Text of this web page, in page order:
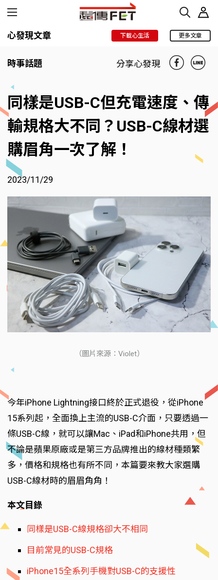
心發現文章 下載心生活 更多文章
時事話題 分享心發現
同樣是USB-C但充電速度、傳
輸規格大不同？USB-C線材選
購眉角一次了解！
2023/11/29
（圖片來源：Violet）
今年iPhone Lightning接口終於正式退役，從iPhone
15系列起，全面換上主流的USB-C介面，只要透過一
條USB-C線，就可以讓Mac、iPad和iPhone共用，但
不論是蘋果原廠或是第三方品牌推出的線材種類繁
多，價格和規格也有所不同，本篇要來教大家選購
USB-C線材時的眉眉角角！
本文目錄
同樣是USB-C線規格卻大不相同
目前常見的USB-C規格
iPhone15全系列手機對USB-C的支援性